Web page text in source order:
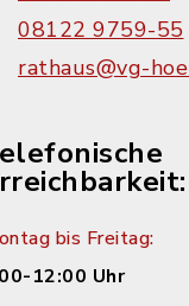
08122 9759-55
rathaus@vg-
bis Freitag:
12:00 Uhr